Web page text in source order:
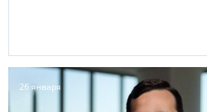
26 января